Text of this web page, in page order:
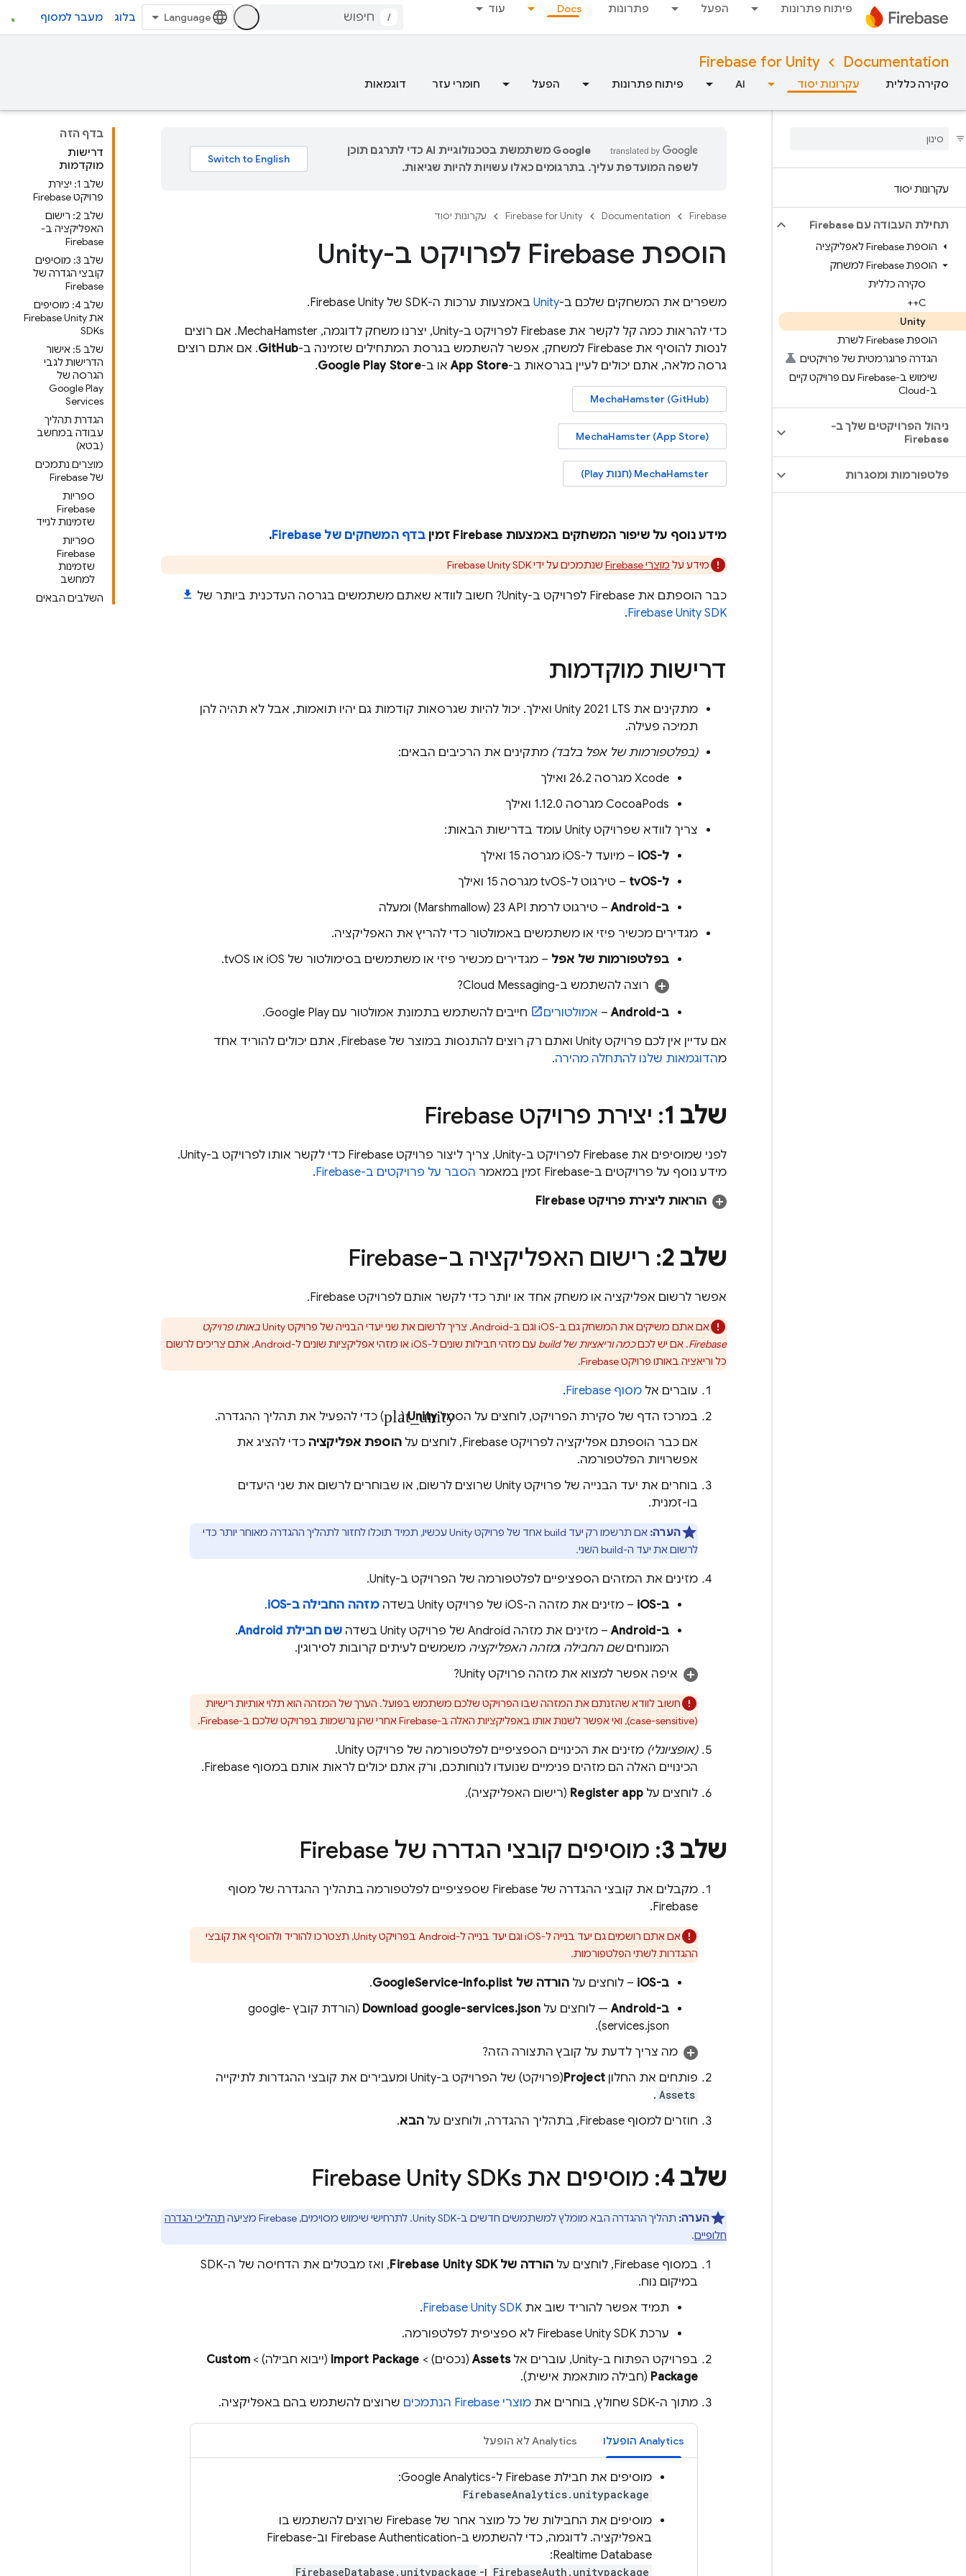
פיתוח פתרונות הפעל פתרונות Docs עוד
/ בלוג מעבר למסוף
Documentation
Firebase for Unity
סקירה כללית עקרונות יסוד AI פיתוח פתרונות הפעל חומרי עזר דוגמאות
עקרונות יסוד
תחילת העבודה עם Firebase
הוספת Firebase לאפליקציה
הוספת Firebase למשחק
סקירה כללית
C++
Unity
הוספת Firebase לשרת
הגדרה פרוגרמטית של פרויקטים
שימוש ב-Firebase עם פרויקט קיים
ב-Cloud
ניהול הפרויקטים שלך ב-
Firebase
פלטפורמות ומסגרות
בדף הזה
דרישות
מוקדמות
שלב 1: יצירת
פרויקט Firebase
שלב 2: רישום
האפליקציה ב-
Firebase
שלב 3: מוסיפים
קובצי הגדרה של
Firebase
שלב 4: מוסיפים
את Firebase Unity
SDKs
שלב 5: אישור
הדרישות לגבי
הגרסה של
Google Play
Services
הגדרת תהליך
עבודה במחשב
(בטא)
מוצרים נתמכים
של Firebase
ספריות
Firebase
שזמינות לנייד
ספריות
Firebase
שזמינות
למחשב
השלבים הבאים
‫Google משתמשת בטכנולוגיית AI כדי לתרגם תוכן
לשפה המועדפת עליך. בתרגומים כאלו עשויות להיות שגיאות.
Firebase
Documentation
Firebase for Unity עקרונות יסוד
הוספת Firebase לפרויקט ב-Unity
משפרים את המשחקים שלכם ב-Unity באמצעות ערכות ה-SDK של Firebase Unity
.
כדי להראות כמה קל לקשר את Firebase לפרויקט ב-Unity, יצרנו משחק לדוגמה, MechaHamster. אם רוצים
לנסות להוסיף את Firebase למשחק, אפשר להשתמש בגרסת המתחילים שזמינה ב-
GitHub. אם אתם רוצים
גרסה מלאה, אתם יכולים לעיין בגרסאות ב-App Storeאו ב- Google PlayStore
.
MechaHamster (GitHub)
MechaHamster (App Store)
MechaHamster (חנות Play)
מידע נוסף על שיפור המשחקים באמצעות Firebase זמין בדף המשחקים של Firebase .
מידע על מוצרי Firebase שנתמכים על ידי FirebaseUnitySDK
כבר הוספתם את Firebase לפרויקט ב-Unity? חשוב לוודא שאתם משתמשים בגרסה העדכנית ביותר של
Firebase Unity SDK
.
דרישות מוקדמות
מתקינים את Unity 2021 LTS ואילך. יכול להיות שגרסאות קודמות גם יהיו תואמות, אבל לא תהיה להן
תמיכה פעילה.
(בפלטפורמות של אפל בלבד) מתקינים את הרכיבים הבאים:
‫Xcode מגרסה 26.2 ואילך
‫CocoaPods מגרסה 1.12.0 ואילך
צריך לוודא שפרויקט Unity עומד בדרישות הבאות:
ל-iOS
– מיועד ל-iOS מגרסה 15 ואילך
ל-tvOS
– טירגוט ל-tvOS מגרסה 15 ואילך
ב-Android
– טירגוט לרמת API‏ 23 (Marshmallow) ומעלה
מגדירים מכשיר פיזי או משתמשים באמולטור כדי להריץ את האפליקציה.
בפלטפורמות של אפל – מגדירים מכשיר פיזי או משתמשים בסימולטור של iOS או tvOS.
רוצה להשתמש ב-Cloud Messaging
?
ב-Android
– אמולטורים
חייבים להשתמש בתמונת אמולטור עם Google Play.
אם עדיין אין לכם פרויקט Unity ואתם רק רוצים להתנסות במוצר של Firebase, אתם יכולים להוריד אחד
מהדוגמאות שלנו להתחלה מהירה.
שלב 1 : יצירת פרויקט Firebase
לפני שמוסיפים את Firebase לפרויקט ב-Unity, צריך ליצור פרויקט Firebase כדי לקשר אותו לפרויקט ב-Unity.
מידע נוסף על פרויקטים ב-Firebase זמין במאמר
הסבר על פרויקטים ב-Firebase
.
הוראות ליצירת פרויקט Firebase
שלב 2 : רישום האפליקציה ב-Firebase
אפשר לרשום אפליקציה או משחק אחד או יותר כדי לקשר אותם לפרויקט Firebase.
אם אתם משיקים את המשחק גם ב-iOS וגם ב-Android, צריך לרשום את שני יעדי הבנייה של פרויקט Unity
באותו פרויקט
Firebase. אם יש לכםכמה וריאציות של build
עם מזהי חבילות שונים ל-iOS או מזהי אפליקציות שונים ל-Android, אתם צריכים לרשום
כל וריאציה באותו פרויקט Firebase.
עוברים אל מסוף Firebase
.
במרכז הדף של סקירת הפרויקט, לוחצים על הסמלUnity
(
plat_unity) כדי להפעיל את תהליך ההגדרה.
אם כבר הוספתם אפליקציה לפרויקט Firebase, לוחצים על
הוספת אפליקציה כדי להציג את
אפשרויות הפלטפורמה.
בוחרים את יעד הבנייה של פרויקט Unity שרוצים לרשום, או שבוחרים לרשום את שני היעדים
בו-זמנית.
הערה:
אם תרשמו רק יעד build אחד של פרויקט Unity עכשיו, תמיד תוכלו לחזור לתהליך ההגדרה מאוחר יותר כדי
לרשום את יעד ה-build השני.
מזינים את המזהים הספציפיים לפלטפורמה של הפרויקט ב-Unity.
ב-iOS
– מזינים את מזהה ה-iOS של פרויקט Unity בשדה מזהה החבילה ב-iOS
.
ב-Android
– מזינים את מזהה Android של פרויקט Unity בשדה שם חבילת Android
.
המונחיםשם החבילה ומזהה האפליקציה משמשים לעיתים קרובות לסירוגין.
איפה אפשר למצוא את מזהה פרויקט Unity?
חשוב לוודא שהזנתם את המזהה שבו הפרויקט שלכם משתמש בפועל. הערך של המזהה הוא תלוי אותיות רישיות
(case-sensitive), ואי אפשר לשנות אותו באפליקציות האלה ב-Firebase אחרי שהן נרשמות בפרויקט שלכם ב-Firebase.
(אופציונלי) מזינים את הכינויים הספציפיים לפלטפורמה של פרויקט Unity.
הכינויים האלה הם מזהים פנימיים שנועדו לנוחותכם, ורק אתם יכולים לראות אותם במסוף Firebase
.
לוחצים על Register app (רישום האפליקציה).
שלב 3 : מוסיפים קובצי הגדרה של Firebase
מקבלים את קובצי ההגדרה של Firebase שספציפיים לפלטפורמה בתהליך ההגדרה של מסוף
Firebase
.
אם אתם רושמים גם יעד בנייה ל-iOS וגם יעד בנייה ל-Android בפרויקט Unity, תצטרכו להוריד ולהוסיף את קובצי
ההגדרות לשתי הפלטפורמות.
ב-iOS – לוחצים עלהורדה של GoogleService-Info.plist
.
ב-Android
— לוחצים עלDownload google-services.json
(הורדת קובץ google-
services.json).
מה צריך לדעת על קובץ התצורה הזה?
פותחים את החלון Project(פרויקט) של הפרויקט ב-Unity ומעבירים את קובצי ההגדרות לתיקייה
Assets
.
חוזרים למסוף Firebase, בתהליך ההגדרה, ולוחצים על הבא.
שלב 4 : מוסיפים את Firebase Unity SDKs
הערה: תהליך ההגדרה הבא מומלץ למשתמשים חדשים ב-Unity SDK. לתרחישי שימוש מסוימים, Firebase מציעה
תהליכי הגדרה
חלופיים.
במסוף Firebase, לוחצים על הורדה של Firebase UnitySDK
, ואז מבטלים את הדחיסה של ה-SDK
במיקום נוח.
תמיד אפשר להוריד שוב את
Firebase Unity SDK
.
ערכת
Firebase Unity SDK לא ספציפית לפלטפורמה.
בפרויקט הפתוח ב-Unity, עוברים אל
Assets(נכסים) > Import Package (ייבוא חבילה) > Custom
Package (חבילה מותאמת אישית).
מתוך ה-SDK שחולץ, בוחרים את
מוצרי Firebase הנתמכים שרוצים להשתמש בהם באפליקציה.
Analytics הופעלו Analytics לא הופעל
מוסיפים את חבילת Firebase ל- Google Analytics
:
FirebaseAnalytics.unitypackage
מוסיפים את החבילות של כל מוצר אחר של Firebase שרוצים להשתמש בו
באפליקציה. לדוגמה, כדי להשתמש ב-Firebase Authentication וב-Firebase
Realtime Database
:
FirebaseAuth.unitypackage ו- FirebaseDatabase.unitypackage